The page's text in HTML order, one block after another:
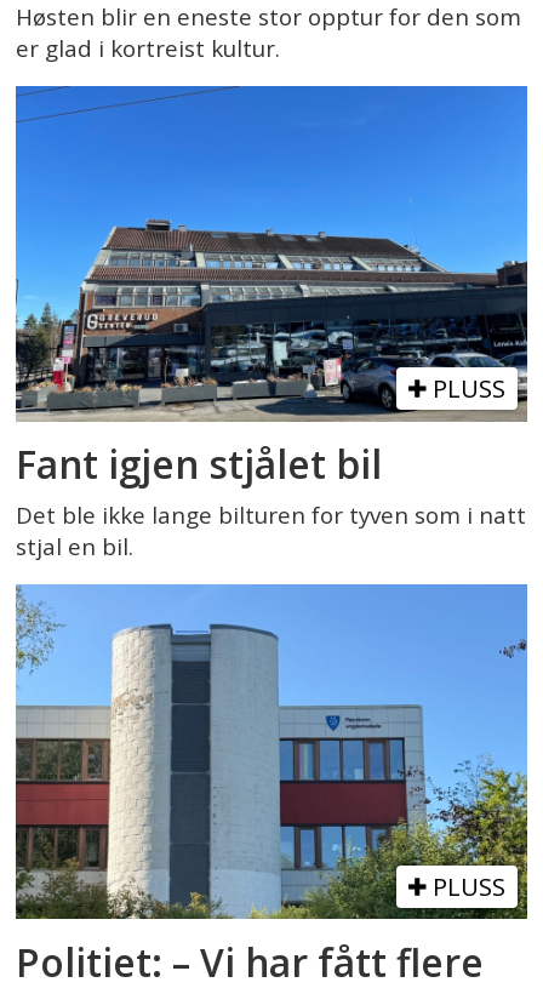
Høsten blir en eneste stor opptur for den som
er glad i kortreist kultur.
PLUSS
Fant igjen stjålet bil
Det ble ikke lange bilturen for tyven som i natt
stjal en bil.
PLUSS
Politiet: – Vi har fått flere